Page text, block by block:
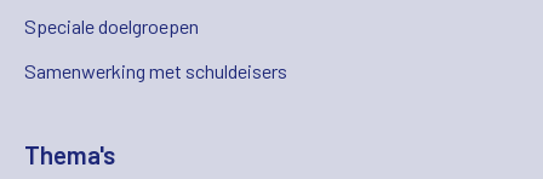
Speciale doelgroepen
Samenwerking met schuldeisers
Thema's